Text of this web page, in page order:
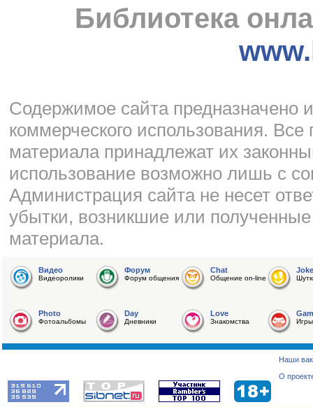
Библиотека
Cодержимое сайта предназначено
коммерческого использования.
материала принадлежат их
использование возможно лишь с
Администрация сайта не несет
убытки, возникшие или
материала.
Видео
Видеоролики
Форум
Форум общения
Chat
Общение on-line
Joke
Photo
Фотоальбомы
Day
Дневники
Love
Знакомства Игры
Наши
О